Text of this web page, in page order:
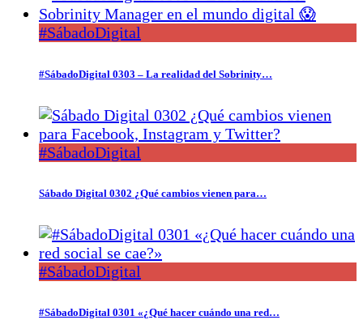
#SábadoDigital
#SábadoDigital 0303 – La realidad del Sobrinity…
#SábadoDigital
Sábado Digital 0302 ¿Qué cambios vienen para…
#SábadoDigital
#SábadoDigital 0301 «¿Qué hacer cuándo una red…